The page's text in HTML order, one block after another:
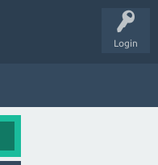
Login